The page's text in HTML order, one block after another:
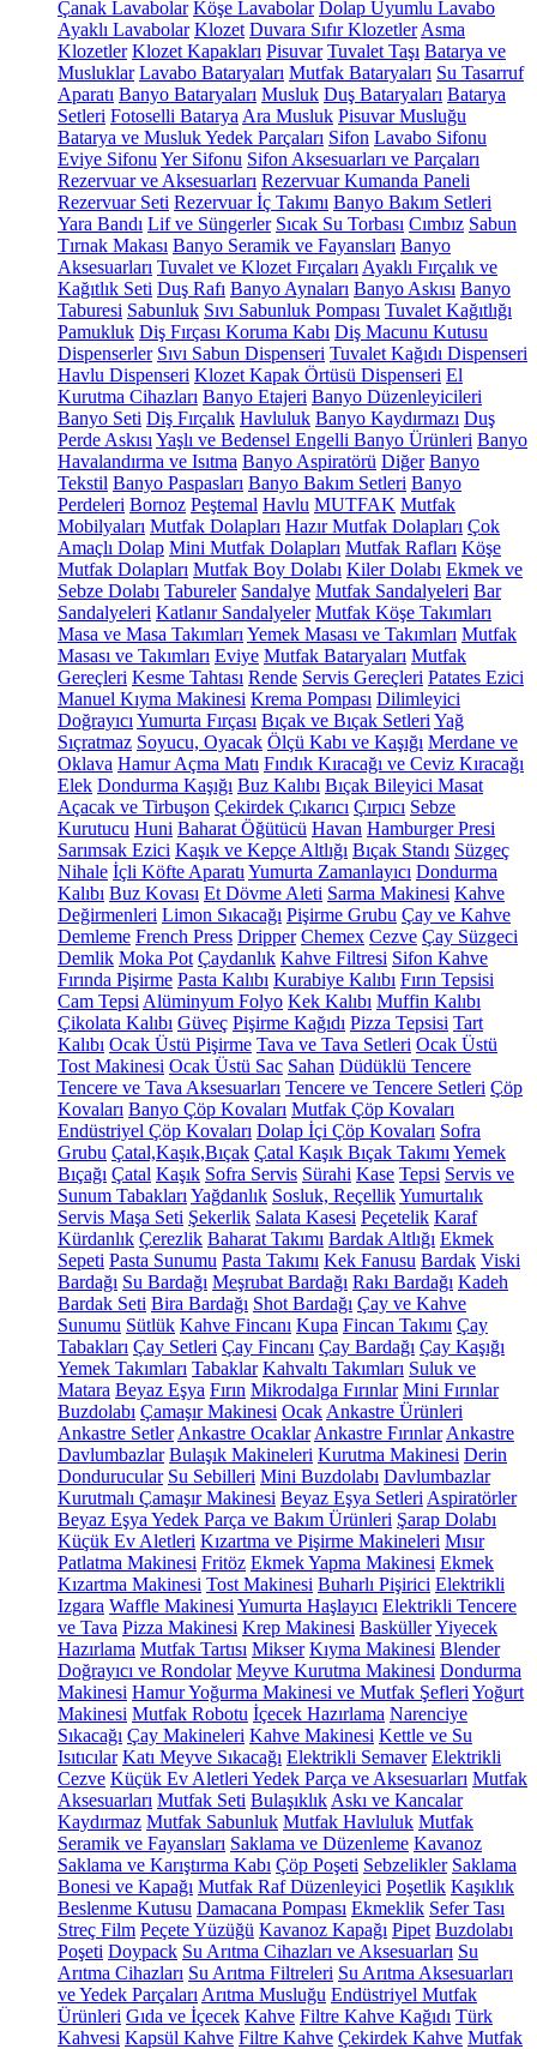
Çanak Lavabolar Köşe Lavabolar Dolap Uyumlu Lavabo
Ayaklı Lavabolar Klozet Duvara Sıfır Klozetler Asma
Klozetler Klozet Kapakları Pisuvar Tuvalet Taşı Batarya ve
Musluklar Lavabo Bataryaları Mutfak Bataryaları Su Tasarruf
Aparatı Banyo Bataryaları Musluk Duş Bataryaları Batarya
Setleri Fotoselli Batarya Ara Musluk Pisuvar Musluğu
Batarya ve Musluk Yedek Parçaları Sifon Lavabo Sifonu
Eviye Sifonu Yer Sifonu Sifon Aksesuarları ve Parçaları
Rezervuar ve Aksesuarları Rezervuar Kumanda Paneli
Rezervuar Seti Rezervuar İç Takımı Banyo Bakım Setleri
Yara Bandı Lif ve Süngerler Sıcak Su Torbası Cımbız Sabun
Tırnak Makası Banyo Seramik ve Fayansları Banyo
Aksesuarları Tuvalet ve Klozet Fırçaları Ayaklı Fırçalık ve
Kağıtlık Seti Duş Rafı Banyo Aynaları Banyo Askısı Banyo
Taburesi Sabunluk Sıvı Sabunluk Pompası Tuvalet Kağıtlığı
Pamukluk Diş Fırçası Koruma Kabı Diş Macunu Kutusu
Dispenserler Sıvı Sabun Dispenseri Tuvalet Kağıdı Dispenseri
Havlu Dispenseri Klozet Kapak Örtüsü Dispenseri El
Kurutma Cihazları Banyo Etajeri Banyo Düzenleyicileri
Banyo Seti Diş Fırçalık Havluluk Banyo Kaydırmazı Duş
Perde Askısı Yaşlı ve Bedensel Engelli Banyo Ürünleri Banyo
Havalandırma ve Isıtma Banyo Aspiratörü Diğer Banyo
Tekstil Banyo Paspasları Banyo Bakım Setleri Banyo
Perdeleri Bornoz Peştemal Havlu MUTFAK Mutfak
Mobilyaları Mutfak Dolapları Hazır Mutfak Dolapları Çok
Amaçlı Dolap Mini Mutfak Dolapları Mutfak Rafları Köşe
Mutfak Dolapları Mutfak Boy Dolabı Kiler Dolabı Ekmek ve
Sebze Dolabı Tabureler Sandalye Mutfak Sandalyeleri Bar
Sandalyeleri Katlanır Sandalyeler Mutfak Köşe Takımları
Masa ve Masa Takımları Yemek Masası ve Takımları Mutfak
Masası ve Takımları Eviye Mutfak Bataryaları Mutfak
Gereçleri Kesme Tahtası Rende Servis Gereçleri Patates Ezici
Manuel Kıyma Makinesi Krema Pompası Dilimleyici
Doğrayıcı Yumurta Fırçası Bıçak ve Bıçak Setleri Yağ
Sıçratmaz Soyucu, Oyacak Ölçü Kabı ve Kaşığı Merdane ve
Oklava Hamur Açma Matı Fındık Kıracağı ve Ceviz Kıracağı
Elek Dondurma Kaşığı Buz Kalıbı Bıçak Bileyici Masat
Açacak ve Tirbuşon Çekirdek Çıkarıcı Çırpıcı Sebze
Kurutucu Huni Baharat Öğütücü Havan Hamburger Presi
Sarımsak Ezici Kaşık ve Kepçe Altlığı Bıçak Standı Süzgeç
Nihale İçli Köfte Aparatı Yumurta Zamanlayıcı Dondurma
Kalıbı Buz Kovası Et Dövme Aleti Sarma Makinesi Kahve
Değirmenleri Limon Sıkacağı Pişirme Grubu Çay ve Kahve
Demleme French Press Dripper Chemex Cezve Çay Süzgeci
Demlik Moka Pot Çaydanlık Kahve Filtresi Sifon Kahve
Fırında Pişirme Pasta Kalıbı Kurabiye Kalıbı Fırın Tepsisi
Cam Tepsi Alüminyum Folyo Kek Kalıbı Muffin Kalıbı
Çikolata Kalıbı Güveç Pişirme Kağıdı Pizza Tepsisi Tart
Kalıbı Ocak Üstü Pişirme Tava ve Tava Setleri Ocak Üstü
Tost Makinesi Ocak Üstü Sac Sahan Düdüklü Tencere
Tencere ve Tava Aksesuarları Tencere ve Tencere Setleri Çöp
Kovaları Banyo Çöp Kovaları Mutfak Çöp Kovaları
Endüstriyel Çöp Kovaları Dolap İçi Çöp Kovaları Sofra
Grubu Çatal,Kaşık,Bıçak Çatal Kaşık Bıçak Takımı Yemek
Bıçağı Çatal Kaşık Sofra Servis Sürahi Kase Tepsi Servis ve
Sunum Tabakları Yağdanlık Sosluk, ReçellikYumurtalık
Servis Maşa Seti Şekerlik Salata Kasesi Peçetelik Karaf
Kürdanlık Çerezlik Baharat Takımı Bardak Altlığı Ekmek
Sepeti Pasta Sunumu Pasta Takımı Kek Fanusu Bardak Viski
Bardağı Su Bardağı Meşrubat Bardağı Rakı Bardağı Kadeh
Bardak Seti Bira Bardağı Shot Bardağı Çay ve Kahve
Sunumu Sütlük Kahve Fincanı Kupa Fincan Takımı Çay
Tabakları Çay Setleri Çay Fincanı Çay Bardağı Çay Kaşığı
Yemek Takımları Tabaklar Kahvaltı Takımları Suluk ve
Matara Beyaz Eşya Fırın Mikrodalga Fırınlar Mini Fırınlar
Buzdolabı Çamaşır Makinesi Ocak Ankastre Ürünleri
Ankastre Setler Ankastre Ocaklar Ankastre Fırınlar Ankastre
Davlumbazlar Bulaşık Makineleri Kurutma Makinesi Derin
Dondurucular Su Sebilleri Mini Buzdolabı Davlumbazlar
Kurutmalı Çamaşır Makinesi Beyaz Eşya Setleri Aspiratörler
Beyaz Eşya Yedek Parça ve Bakım Ürünleri Şarap Dolabı
Küçük Ev Aletleri Kızartma ve Pişirme Makineleri Mısır
Patlatma Makinesi Fritöz Ekmek Yapma Makinesi Ekmek
Kızartma Makinesi Tost Makinesi Buharlı Pişirici Elektrikli
Izgara Waffle Makinesi Yumurta Haşlayıcı Elektrikli Tencere
ve Tava Pizza Makinesi Krep Makinesi BasküllerYiyecek
Hazırlama Mutfak Tartısı Mikser Kıyma Makinesi Blender
Doğrayıcı ve Rondolar Meyve Kurutma Makinesi Dondurma
Makinesi Hamur Yoğurma Makinesi ve Mutfak Şefleri Yoğurt
Makinesi Mutfak Robotu İçecek Hazırlama Narenciye
Sıkacağı Çay Makineleri Kahve Makinesi Kettle ve Su
Isıtıcılar Katı Meyve Sıkacağı Elektrikli Semaver Elektrikli
Cezve Küçük Ev Aletleri Yedek Parça ve Aksesuarları Mutfak
Aksesuarları Mutfak Seti Bulaşıklık Askı ve Kancalar
Kaydırmaz Mutfak Sabunluk Mutfak Havluluk Mutfak
Seramik ve Fayansları Saklama ve Düzenleme Kavanoz
Saklama ve Karıştırma Kabı Çöp Poşeti Sebzelikler Saklama
Bonesi ve Kapağı Mutfak Raf Düzenleyici Poşetlik Kaşıklık
Beslenme Kutusu Damacana Pompası Ekmeklik Sefer Tası
Streç Film Peçete Yüzüğü Kavanoz Kapağı Pipet Buzdolabı
Poşeti Doypack Su Arıtma Cihazları ve Aksesuarları Su
Arıtma Cihazları Su Arıtma Filtreleri Su Arıtma Aksesuarları
ve Yedek Parçaları Arıtma Musluğu Endüstriyel Mutfak
Ürünleri Gıda ve İçecek Kahve Filtre Kahve Kağıdı Türk
Kahvesi Kapsül Kahve Filtre Kahve Çekirdek Kahve Mutfak